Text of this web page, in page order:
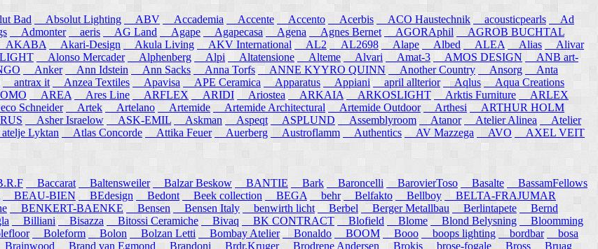
Bad Absolut Lighting ABV Accademia Accente Accento Acerbis ACO Haustechnik acousticpearls
Ad
Admonter aeris AG Land Agape Agapecasa Agena Agnes Bernet AGORAphil
AGROB BUCHTAL
AKABA Akari-Design Akula Living AKV International AL2 AL2698 Alape Albed ALEA Alias
Alivar
Alonso Mercader Alphenberg Alpi Altatensione Alteme Alvari Amat-3 AMOS DESIGN
ANB art-
Anker Ann Idstein Ann Sacks Anna Torfs ANNE KYYRO QUINN Another Country Ansorg
Anta
antrax it Anzea Textiles Apavisa APE Ceramica Apparatus Appiani april allterior Aqlus Aqua Creations
AREA Ares Line ARFLEX ARIDI Ariostea ARKAIA ARKOSLIGHT Arktis Furniture
ARLEX
Schneider Artek Artelano Artemide Artemide Architectural Artemide Outdoor Arthesi
ARTHUR HOLM
Asher Israelow ASK-EMIL Askman Aspeqt ASPLUND Assemblyroom Atanor Atelier Alinea
Atelier
Lyktan Atlas Concorde Attika Feuer Auerberg Austroflamm Authentics AV Mazzega AVO
AXEL VEIT
Baccarat Baltensweiler Balzar Beskow BANTIE Bark Baroncelli BarovierToso Basalte
BassamFellows
BEAU-BIEN BEdesign Bedont Beek collection BEGA behr Belfakto Bellboy
BELTA-FRAJUMAR
BENKERT-BAENKE Bensen Bensen Italy benwirth licht Berbel Berger Metallbau Berlintapete
Bernd
Billiani Bisazza Bitossi Ceramiche Bivaq BK CONTRACT Blofield Blome Blond Belysning
Bloomming
Boleform Bolon Bolzan Letti Bombay Atelier Bonaldo BOOM Booo boops lighting bordbar
bosa
Brainwood Brand van Egmond Brandoni Brdr.Kruger Brodrene Andersen Brokis brose-fogale Bross Bruag